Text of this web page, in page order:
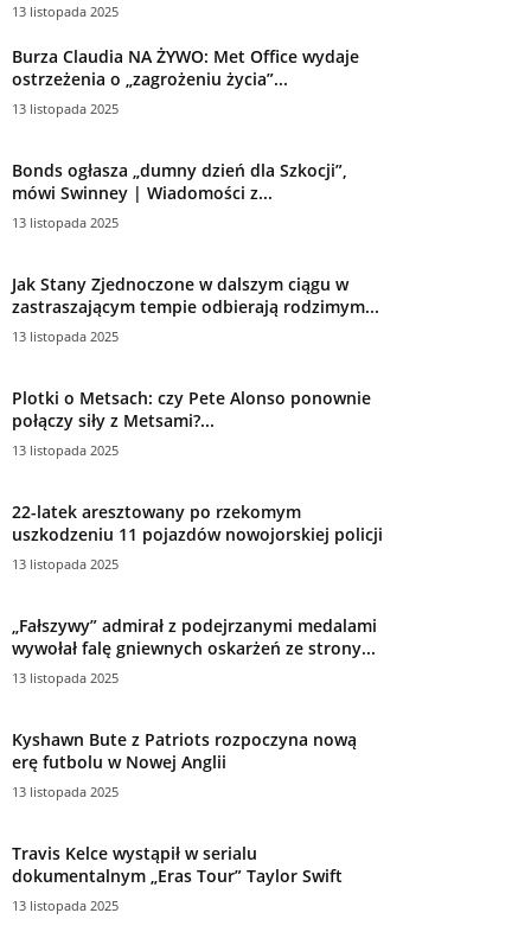
13 listopada 2025
Burza Claudia NA ŻYWO: Met Office wydaje
ostrzeżenia o „zagrożeniu życia”...
13 listopada 2025
Bonds ogłasza „dumny dzień dla Szkocji”,
mówi Swinney | Wiadomości z...
13 listopada 2025
Jak Stany Zjednoczone w dalszym ciągu w
zastraszającym tempie odbierają rodzimym...
13 listopada 2025
Plotki o Metsach: czy Pete Alonso ponownie
połączy siły z Metsami?...
13 listopada 2025
22-latek aresztowany po rzekomym
uszkodzeniu 11 pojazdów nowojorskiej policji
13 listopada 2025
„Fałszywy” admirał z podejrzanymi medalami
wywołał falę gniewnych oskarżeń ze strony...
13 listopada 2025
Kyshawn Bute z Patriots rozpoczyna nową
erę futbolu w Nowej Anglii
13 listopada 2025
Travis Kelce wystąpił w serialu
dokumentalnym „Eras Tour” Taylor Swift
13 listopada 2025